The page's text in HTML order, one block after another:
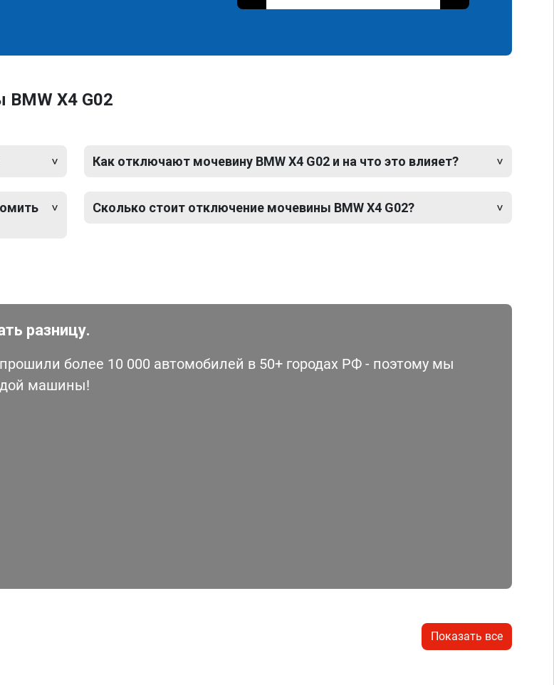
X4 G02
Как отключают мочевину BMW X4 G02 и на что это влияет?
Сколько стоит отключение мочевины BMW X4 G02?
разницу.
более 10 000 автомобилей в 50+ городах РФ - поэтому мы
машины!
Показать все